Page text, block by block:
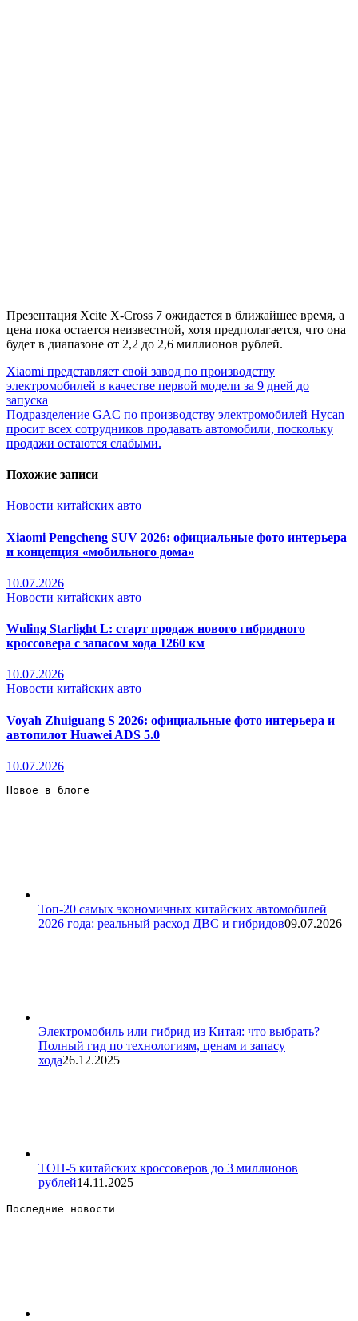
Презентация Xcite X-Cross 7 ожидается в ближайшее время, а
цена пока остается неизвестной, хотя предполагается, что она
будет в диапазоне от 2,2 до 2,6 миллионов рублей.
Xiaomi представляет свой завод по производству
электромобилей в качестве первой модели за 9 дней до
запуска
Подразделение GAC по производству электромобилей Hycan
просит всех сотрудников продавать автомобили, поскольку
продажи остаются слабыми.
Похожие записи
Новости китайских авто
Xiaomi Pengcheng SUV 2026: официальные фото интерьера
и концепция «мобильного дома»
10.07.2026
Новости китайских авто
Wuling Starlight L: старт продаж нового гибридного
кроссовера с запасом хода 1260 км
10.07.2026
Новости китайских авто
Voyah Zhuiguang S 2026: официальные фото интерьера и
автопилот Huawei ADS 5.0
10.07.2026
Новое в блоге
Топ-20 самых экономичных китайских автомобилей
2026 года: реальный расход ДВС и гибридов09.07.2026
Электромобиль или гибрид из Китая: что выбрать?
Полный гид по технологиям, ценам и запасу
хода26.12.2025
ТОП-5 китайских кроссоверов до 3 миллионов
рублей14.11.2025
Последние новости